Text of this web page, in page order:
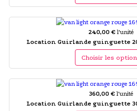
240,00 € l'unité
Location Guirlande guinguette
Choisir les
360,00 € l'unité
Location Guirlande guinguette